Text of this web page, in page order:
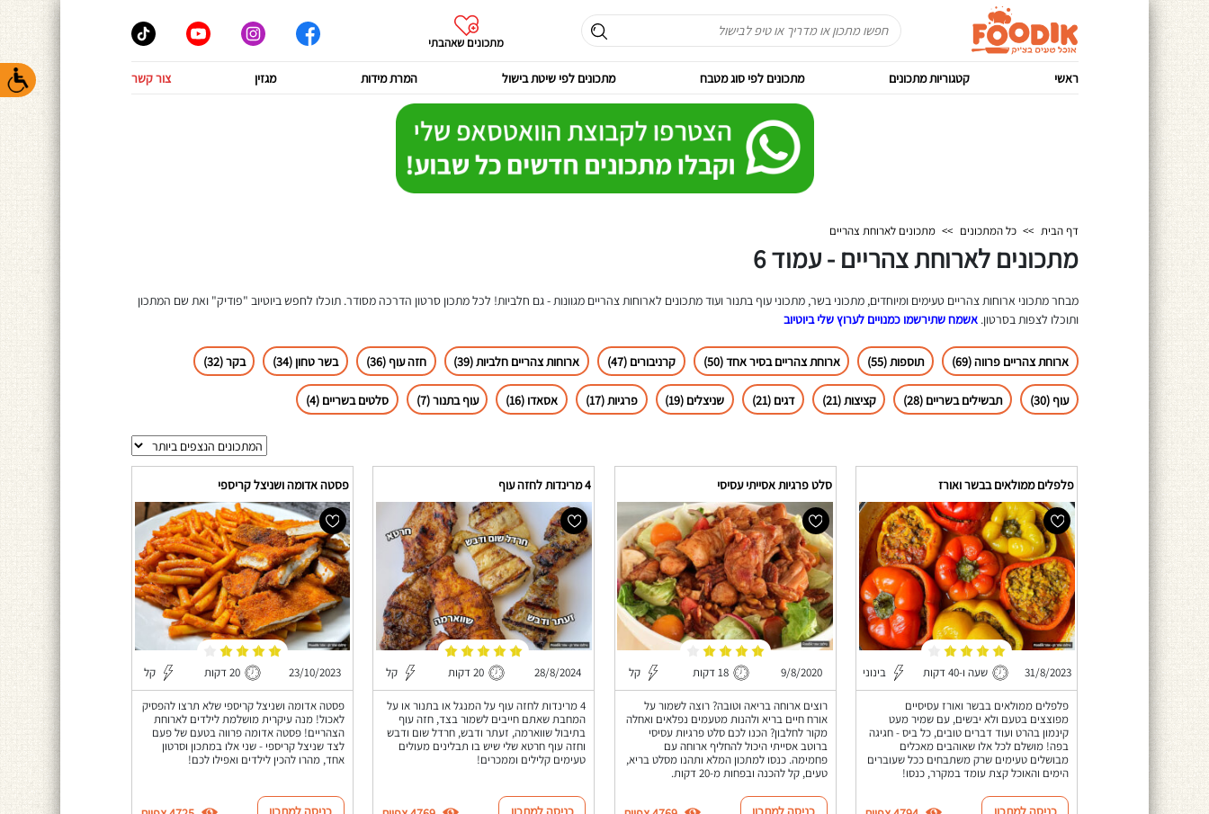
מתכונים שאהבתי
ראשי קטגוריות מתכונים מתכונים לפי סוג מטבח מתכונים לפי שיטת בישול המרת מידות מגזין צור קשר
דף הבית >> כל המתכונים >> מתכונים לארוחת צהריים
מתכונים לארוחת צהריים - עמוד 6
מבחר מתכוני ארוחות צהריים טעימים ומיוחדים, מתכוני בשר, מתכוני עוף בתנור ועוד מתכונים לארוחות צהריים מגוונות - גם חלביות! לכל מתכון סרטון הדרכה מסודר. תוכלו לחפש ביוטיוב "פודיק" ואת שם המתכון
ותוכלו לצפות בסרטון.אשמח שתירשמו כמנויים לערוץ שלי ביוטיוב
ארוחת צהריים פרווה (69) תוספות (55) ארוחת צהריים בסיר אחד (50) קרניבורים (47) ארוחות צהריים חלביות (39) חזה עוף (36) בשר טחון (34) בקר (32)
עוף (30) תבשילים בשריים (28) קציצות (21) דגים (21) שניצלים (19) פרגיות (17) אסאדו (16) עוף בתנור (7) סלטים בשריים (4)
פלפלים ממולאים בבשר ואורז
31/8/2023 שעה ו-40 דקות בינוני
פלפלים ממולאים בבשר ואורז עסיסיים
מפוצצים בטעם ולא יבשים, עם שמיר מעט
קינמון בהרט ועוד דברים טובים, כל ביס - חגיגה
בפה! מושלם לכל אלו שאוהבים מאכלים
מבושלים טעימים שרק משתבחים ככל שעוברים
הימים והאוכל קצת עומד במקרר, כנסו!
סלט פרגיות אסייתי עסיסי
9/8/2020 18 דקות קל
רוצים ארוחה בריאה וטובה? רוצה לשמור על
אורח חיים בריא ולהנות מטעמים נפלאים ואחלה
מקור לחלבון? הכנו לכם סלט פרגיות עסיסי
ברוטב אסייתי היכול להחליף ארוחה עם
פחמימה. כנסו למתכון המלא ותהנו מסלט בריא,
טעים, קל להכנה ובפחות מ-20 דקות.
4 מרינדות לחזה עוף
28/8/2024 20 דקות קל
4 מרינדות לחזה עוף על המנגל או בתנור או על
המחבת שאתם חייבים לשמור בצד, חזה עוף
בתיבול שווארמה, זעתר ודבש, חרדל שום ודבש
וחזה עוף חרטא שלי שיש בו תבלינים מעולים
טעימים קלילים וממכרים!
פסטה אדומה ושניצל קריספי
23/10/2023 20 דקות קל
פסטה אדומה ושניצל קריספי שלא תרצו להפסיק
לאכול! מנה עיקרית מושלמת לילדים לארוחת
הצהריים! פסטה אדומה פרווה בטעם של פעם
לצד שניצל קריספי - שני אלו במתכון וסרטון
אחד, מהרו להכין לילדים ואפילו לכם!